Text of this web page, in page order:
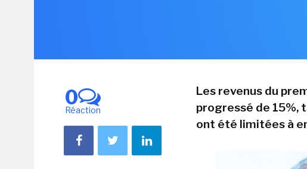
0
Réaction
Les revenus du
progressé de 15%,
ont été limitées à